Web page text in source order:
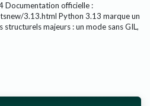
Documentation officielle :
3.13.html Python 3.13 marque un
majeurs : un mode sans GIL,